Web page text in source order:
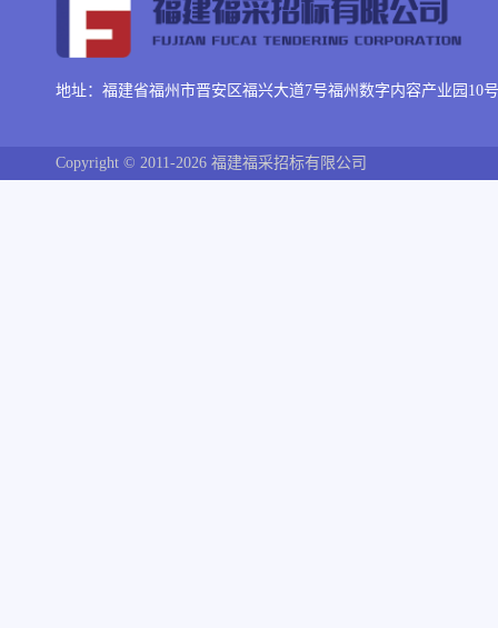
地址：福建省福州市晋安区福兴大道7号福州数字内容产业园10
Copyright © 2011-2026 福建福采招标有限公司